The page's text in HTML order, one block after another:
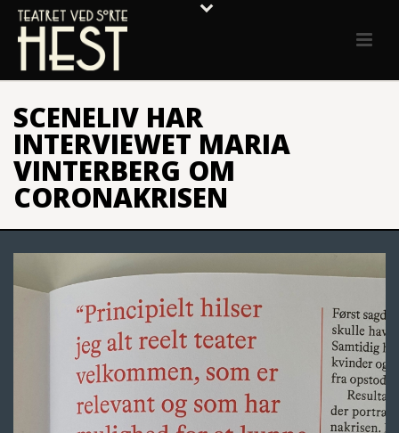
SCENELIV HAR
INTERVIEWET MARIA
VINTERBERG OM
CORONAKRISEN